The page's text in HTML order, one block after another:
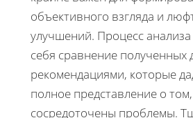
объективного взгляда и
улучшений. Процесс
себя сравнение полученных
рекомендациями, которые
полное представление о
сосредоточены проблемы.